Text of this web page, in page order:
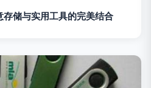
储与实用工具的完美结合